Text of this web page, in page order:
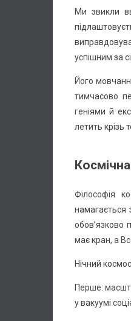
Ми звикли
успішним за
Його
тимчасово
геніями й
летить крізь
Філософія
намагається
обов’язково
має кран, а
Нічний
Перше:
у вакуумі